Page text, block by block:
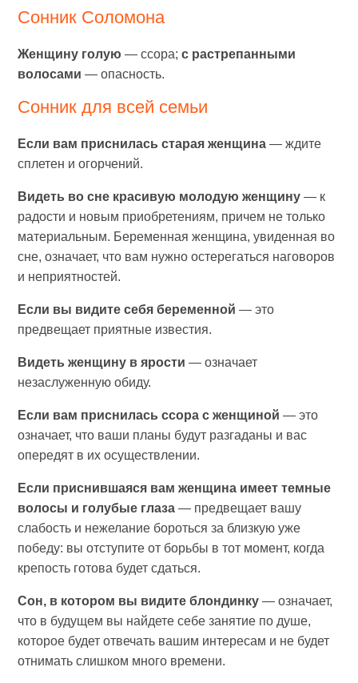
Сонник Соломона
Женщину голую — ссора;с растрепанными
волосами — опасность.
Сонник для всей семьи
Если вам приснилась старая женщина — ждите
сплетен и огорчений.
Видеть во сне красивую молодую женщину — к
радости и новым приобретениям, причем не только
материальным. Беременная женщина, увиденная во
сне, означает, что вам нужно остерегаться наговоров
и неприятностей.
Если вы видите себя беременной — это
предвещает приятные известия.
Видеть женщину в ярости — означает
незаслуженную обиду.
Если вам приснилась ссора с женщиной — это
означает, что ваши планы будут разгаданы и вас
опередят в их осуществлении.
Если приснившаяся вам женщина имеет темные
волосы и голубые глаза — предвещает вашу
слабость и нежелание бороться за близкую уже
победу: вы отступите от борьбы в тот момент, когда
крепость готова будет сдаться.
Сон, в котором вы видите блондинку — означает,
что в будущем вы найдете себе занятие по душе,
которое будет отвечать вашим интересам и не будет
отнимать слишком много времени.